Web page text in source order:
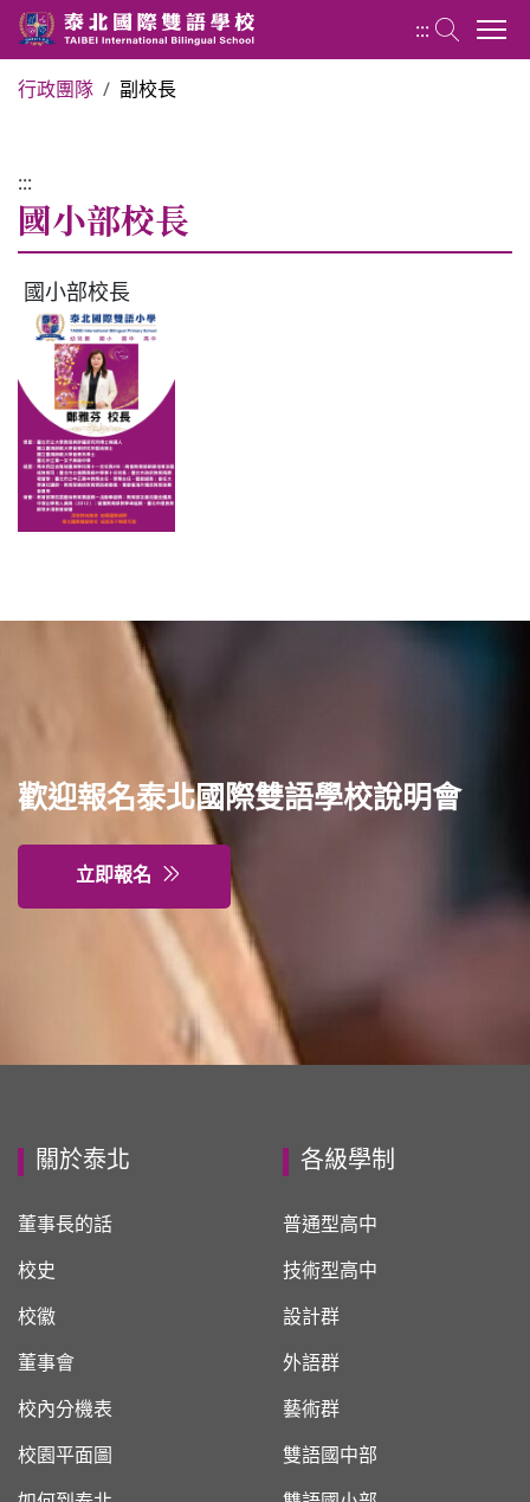
行政團隊 副校長
:::
國小部校長
國小部校長
歡迎報名泰北國際雙語學校說明會
立即報名
關於泰北
董事長的話
校史
校徽
董事會
校內分機表
校園平面圖
各級學制
普通型高中
技術型高中
設計群
外語群
藝術群
雙語國中部
:::
榮譽榜
教務組
學務組
回官網首頁